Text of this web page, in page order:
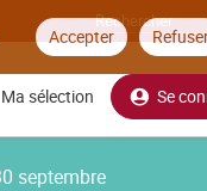
Accepter
Ma sélection Se
septembre